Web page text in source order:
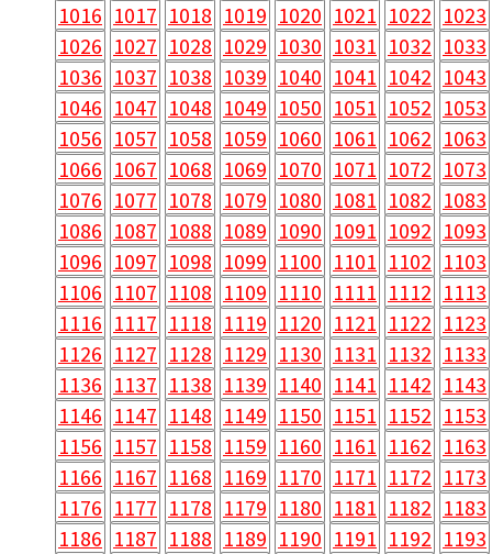
1016 1017 1018 1019 1020 1021 1022 1023
1026 1027 1028 1029 1030 1031 1032 1033
1036 1037 1038 1039 1040 1041 1042 1043
1046 1047 1048 1049 1050 1051 1052 1053
1056 1057 1058 1059 1060 1061 1062 1063
1066 1067 1068 1069 1070 1071 1072 1073
1076 1077 1078 1079 1080 1081 1082 1083
1086 1087 1088 1089 1090 1091 1092 1093
1096 1097 1098 1099 1100 1101 1102 1103
1106 1107 1108 1109 1110 1111 1112 1113
1116 1117 1118 1119 1120 1121 1122 1123
1126 1127 1128 1129 1130 1131 1132 1133
1136 1137 1138 1139 1140 1141 1142 1143
1146 1147 1148 1149 1150 1151 1152 1153
1156 1157 1158 1159 1160 1161 1162 1163
1166 1167 1168 1169 1170 1171 1172 1173
1176 1177 1178 1179 1180 1181 1182 1183
1186 1187 1188 1189 1190 1191 1192 1193